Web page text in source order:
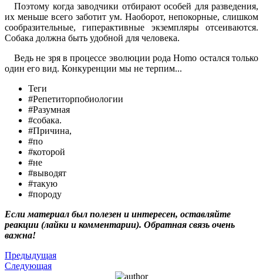
Поэтому когда заводчики отбирают особей для разведения,
их меньше всего заботит ум. Наоборот, непокорные, слишком
сообразительные, гиперактивные экземпляры отсеиваются.
Собака должна быть удобной для человека.
Ведь не зря в процессе эволюции рода Homo остался только
один его вид. Конкуренции мы не терпим...
Теги
#Репетиторпобиологии
#Разумная
#собака.
#Причина,
#по
#которой
#не
#выводят
#такую
#породу
Если материал был полезен и интересен, оставляйте
реакции (лайки и комментарии). Обратная связь очень
важна!
Предыдущая
Следующая